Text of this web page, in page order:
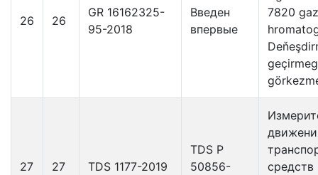
26 26
GR 16162325-
95-2018
Введен
впервые
7820 gaz
27 27 TDS 1177-2019
TDS P
50856-
средств